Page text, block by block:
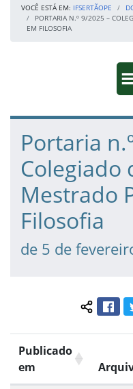
VOCÊ ESTÁ EM: IFSERTÃOPE
PORTARIA N.º 9/2025 –
EM FILOSOFIA
Fim da navegação
Início do conteúdo
Portaria
Colegiado
Mestrado
Filosofia
de 5 de
Publicado
em